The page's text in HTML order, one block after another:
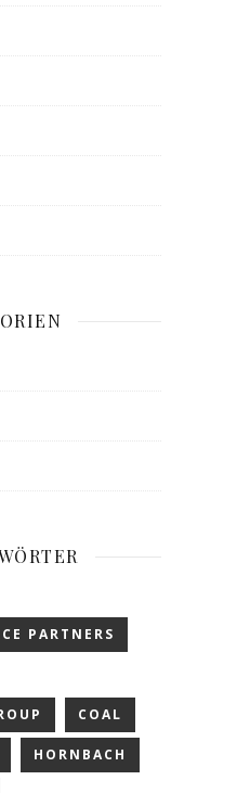
PARTNERS
COAL
HORNBACH